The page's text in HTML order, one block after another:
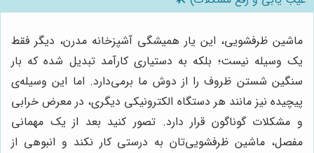
ماشین ظرفشویی، این یار همیشگی آشپزخانه مدرن، دیگر فقط
یک وسیله نیست؛ بلکه به دستیاری کارآمد تبدیل شده که بار
سنگین شستن ظروف را از دوش ما برمی‌دارد. اما این وسیله‌ی
پیچیده نیز مانند هر دستگاه الکترونیکی دیگری، در معرض خرابی
و مشکلات گوناگون قرار دارد. تصور کنید بعد از یک مهمانی
مفصل، ماشین ظرفشویی‌تان به درستی کار نکند و انبوهی از